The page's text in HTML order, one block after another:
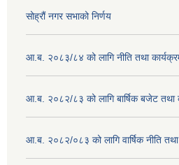
सोह्रौं नगर सभाको निर्णय
आ.ब. २०८३/८४ को लागि नीति तथा
आ.ब. २०८२/८३ को लागि बार्षिक बजेट तथा
आ.ब. २०८२/०८३ को लागि वार्षिक नीति